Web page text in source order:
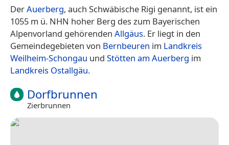
DerAuerberg, auch Schwäbische Rigi genannt, ist ein
1055 m ü. NHN hoher Berg des zum Bayerischen
Alpenvorland gehörenden Allgäus. Er liegt in den
Gemeindegebieten von Bernbeuren im Landkreis
Weilheim-Schongau und Stötten am Auerberg im
Landkreis Ostallgäu.
Dorfbrunnen
Zierbrunnen